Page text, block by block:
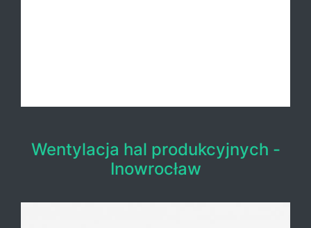
Wentylacja hal produkcyjnych -
Inowrocław